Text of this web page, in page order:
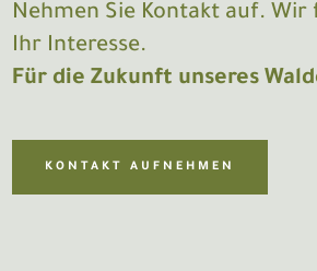
Nehmen Sie Kontakt auf. Wir
Ihr Interesse.
Für die Zukunft unseres
KONTAKT AUFNEHMEN